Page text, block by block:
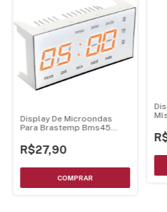
Display De Microondas
Para Brastemp Bms45
R$27,90